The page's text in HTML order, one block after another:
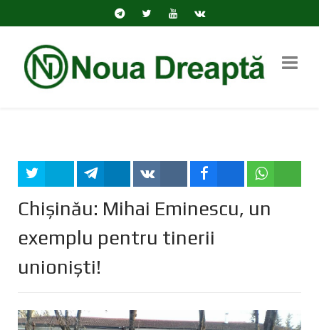
Chișinău: Mihai Eminescu, un
exemplu pentru tinerii
unioniști!